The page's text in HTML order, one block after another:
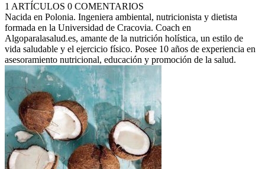
1 ARTÍCULOS 0 COMENTARIOS
Nacida en Polonia. Ingeniera ambiental, nutricionista y dietista
formada en la Universidad de Cracovia. Coach en
Algoparalasalud.es, amante de la nutrición holística, un estilo de
vida saludable y el ejercicio físico. Posee 10 años de experiencia en
asesoramiento nutricional, educación y promoción de la salud.